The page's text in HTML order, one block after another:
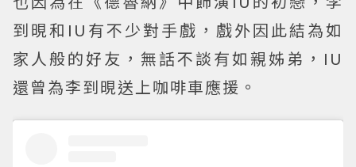
到晛和IU有不少對手戲，戲外因此結為如
家人般的好友，無話不談有如親姊弟，IU
還曾為李到晛送上咖啡車應援。